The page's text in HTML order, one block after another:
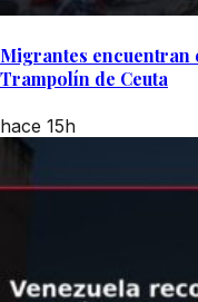
Migrantes encuentran
Trampolín de Ceuta
hace 15h